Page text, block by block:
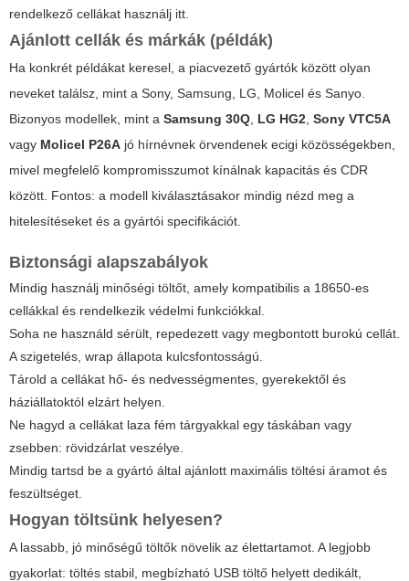
rendelkező cellákat használj itt.
Ajánlott cellák és márkák (példák)
Ha konkrét példákat keresel, a piacvezető gyártók között olyan
neveket találsz, mint a Sony, Samsung, LG, Molicel és Sanyo.
Bizonyos modellek, mint a Samsung 30Q LG HG2 Sony VTC5A
vagy Molicel P26A jó hírnévnek örvendenek ecigi közösségekben,
mivel megfelelő kompromisszumot kínálnak kapacitás és CDR
között. Fontos: a modell kiválasztásakor mindig nézd meg a
hitelesítéseket és a gyártói specifikációt.
Biztonsági alapszabályok
Mindig használj minőségi töltőt, amely kompatibilis a 18650-es
cellákkal és rendelkezik védelmi funkciókkal.
Soha ne használd sérült, repedezett vagy megbontott burokú cellát.
A szigetelés, wrap állapota kulcsfontosságú.
Tárold a cellákat hő- és nedvességmentes, gyerekektől és
háziállatoktól elzárt helyen.
Ne hagyd a cellákat laza fém tárgyakkal egy táskában vagy
zsebben: rövidzárlat veszélye.
Mindig tartsd be a gyártó által ajánlott maximális töltési áramot és
feszültséget.
Hogyan töltsünk helyesen?
A lassabb, jó minőségű töltők növelik az élettartamot. A legjobb
gyakorlat: töltés stabil, megbízható USB töltő helyett dedikált,